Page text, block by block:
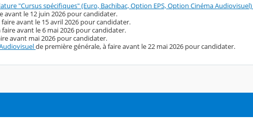
"Cursus spécifiques" (Euro, Bachibac, Option EPS, Option Cinéma Audiovisuel)
avant le 12 juin 2026 pour candidater.
faire avant le 15 avril 2026 pour candidater.
faire avant le 6 mai 2026 pour candidater.
avant mai 2026 pour candidater.
de première générale, à faire avant le 22 mai 2026 pour candidater.